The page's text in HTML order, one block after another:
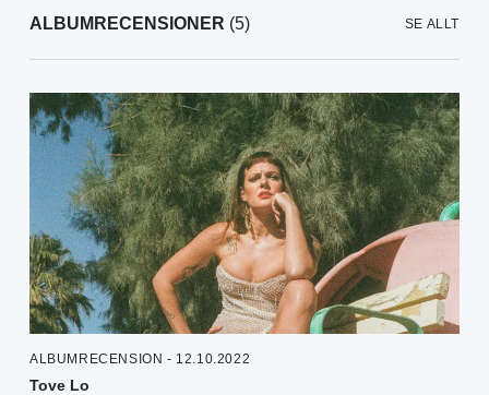
ALBUMRECENSIONER (5) SE ALLT
ALBUMRECENSION - 12.10.2022
Tove Lo